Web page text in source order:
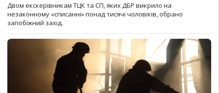
Двом екскерівникам ТЦК та СП, яких ДБР викрило на
незаконному «списанні» понад тисячі чоловіків, обрано
запобіжний захід.